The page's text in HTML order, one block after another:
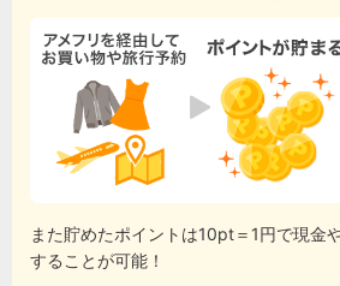
また貯めたポイントは10pt＝1円で現金
することが可能！